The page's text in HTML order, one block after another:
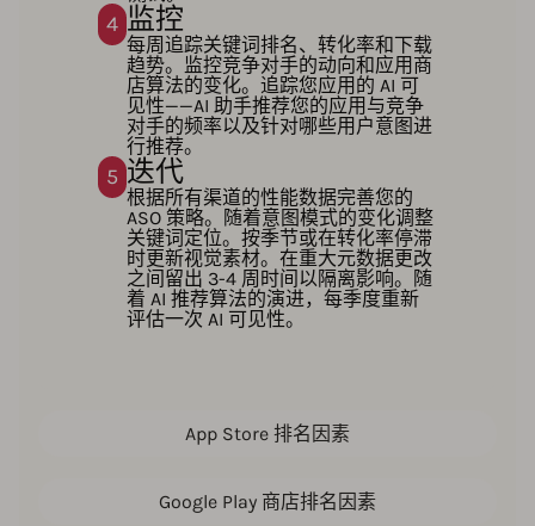
App Store 排名因素
Google Play 商店排名因素
4 监控
每周追踪关键词排名、转化率和下载
趋势。监控竞争对手的动向和应用商
店算法的变化。追踪您应用的 AI 可
见性——AI 助手推荐您的应用与竞争
对手的频率以及针对哪些用户意图进
行推荐。
5 迭代
根据所有渠道的性能数据完善您的
ASO 策略。随着意图模式的变化调整
关键词定位。按季节或在转化率停滞
时更新视觉素材。在重大元数据更改
之间留出 3-4 周时间以隔离影响。随
着 AI 推荐算法的演进，每季度重新
评估一次 AI 可见性。